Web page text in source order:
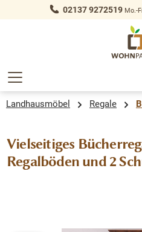
springen 02137 9272519Mo.-
Landhausmöbel Regale
Vielseitiges
Regalböden und 2